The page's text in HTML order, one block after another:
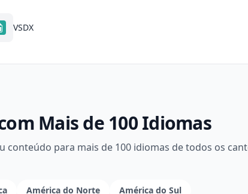
VSDX
Mais de 100 Idiomas
conteúdo para mais de 100 idiomas de todos os
América do Norte América do Sul